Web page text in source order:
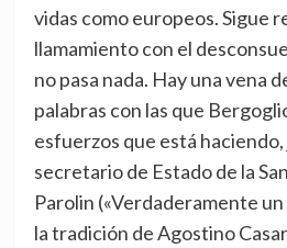
vidas como europeos. Sigue
llamamiento con el
no pasa nada. Hay una vena
palabras con las que
esfuerzos que está
secretario de Estado de la
Parolin («Verdaderamente
la tradición de Agostino